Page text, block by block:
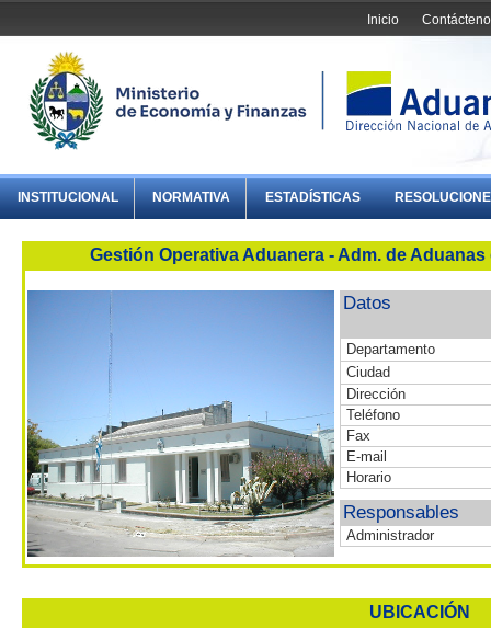
Inicio
INSTITUCIONAL NORMATIVA ESTADÍSTICAS
Gestión Operativa Aduanera - Adm. de
Datos
Departamento
Ciudad
Dirección
Teléfono
Fax
E-mail
Horario
Responsables
Administrador
UBICACIÓN